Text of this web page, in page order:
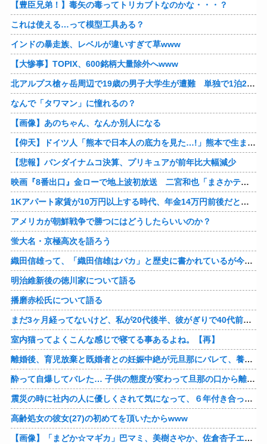
【豊臣兄弟！】毒矢の毒ってトリカブトなのかな・・・？
これは使える…って模型工具ある？
インドの暴走族、レベルが違いすぎて草www
【大惨事】TOPIX、600銘柄大量除外へwww
北アルプス槍ヶ岳周辺で19歳の男子大学生が遭難 単独で1泊2日の予定で入山も連絡取れず 警察が9日以降捜索予定
なんで「タワマン」に憧れるの？
【画像】あのちゃん、なんか別人になる
【仰天】ドイツ人「熊本で日本人の底力を見た…!」熊本で生まれて初めて震度7の大地震を経験したドイツ人。直後、日本人たちの行動に衝撃を受けてしまう…
【悲報】バンダイナムコ決算、プリキュアが前年比大幅減少
映画『8番出口』金ローで地上波初放送 二宮和也「まさかテレビにまで迷い込んでしまうとは」
1Kアパート家賃が10万円以上する時代、年金14万円前後だと賃貸の人は無理じゃね？
アメリカが朝鮮戦争で勝つにはどうしたらいいのか？
蛍大名・京極高次を語ろう
織田信雄って、「織田信雄はバカ」と歴史に書かれているが今まで家が残っているんでバカではないよな？
明治維新後の徳川家について語る
播磨赤松氏について語る
まだ3ヶ月経ってないけど、私が20代後半、彼がぎりで40代前半でＷ不倫中。計画している彼との二泊三日の旅行、早く行けるといいな♪
室内猫ってよくこんな感じで寝てる事あるよね。【再】
離婚後、育児放棄と既婚者との妊娠中絶が元旦那にバレて、養育費の支払いが止まった… 私が正社員で働くまで止めると言われてるけど、女として生きたいの。
酔って自爆してバレた… 子供の態度が変わって旦那の口から離婚って言葉が出て、急速に現実に引き戻されたっていうか、あー私本当にしちゃいけないことしてたんだなと思い知った。
震災の時に社内の人に優しくされて気になって、６年付き合った彼に別れを告げました。その時新たな好きな人に夢中で元彼はどうでもよく思えました。今ははっきり言って後悔してます…
高齢処女の彼女(27)の初めてを頂いたからwww
【画像】「まどか☆マギカ」巴マミ、美樹さやか、佐倉杏子エロすぎ放課後えんこーハメ撮りどぴゅどぴゅエチエチが最高すぎる❣